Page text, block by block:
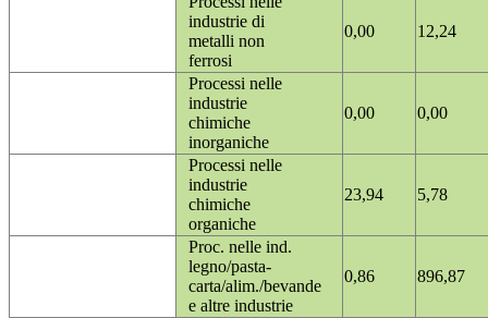
industrie di
metalli non
ferrosi
0,00 12,24
Processi nelle
industrie
chimiche
inorganiche
0,00 0,00
Processi nelle
industrie
chimiche
organiche
23,94 5,78
Proc. nelle ind.
legno/pasta-
carta/alim./bevande
e altre industrie
0,86 896,87